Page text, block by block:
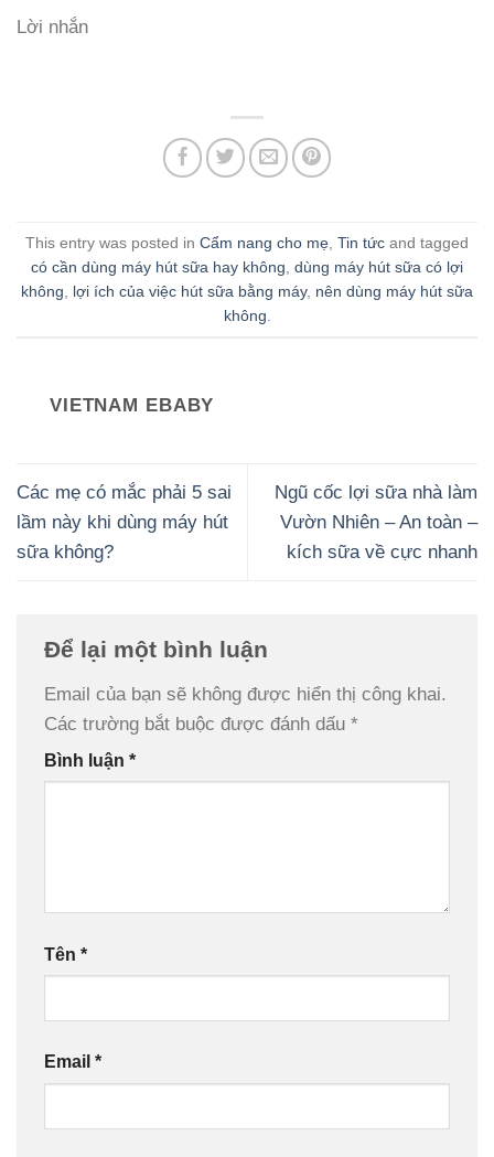
Lời nhắn
This entry was posted in Cẩm nang cho mẹ Tin tức and tagged
có cần dùng máy hút sữa hay không dùng máy hút sữa có lợi
không
lợi ích của việc hút sữa bằng máy, nên dùng máy hút sữa
không
VIETNAM EBABY
Các mẹ có mắc phải 5 sai
lầm này khi dùng máy hút
sữa không?
Ngũ cốc lợi sữa nhà làm
Vườn Nhiên – An toàn –
kích sữa về cực nhanh
Để lại một bình luận
Email của bạn sẽ không được hiển thị công khai.
Các trường bắt buộc được đánh dấu *
Bình luận *
Tên *
Email *